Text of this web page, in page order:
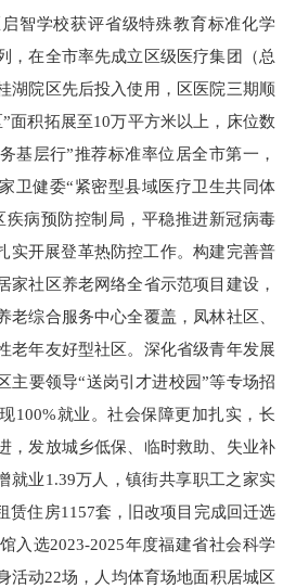
智学校获评省级特殊教育标准化学
，在全市率先成立区级医疗集团（总
湖院区先后投入使用，区医院三期顺
面积拓展至10万平方米以上，床位数
基层行”推荐标准率位居全市第一，
卫健委“紧密型县域医疗卫生共同体
疾病预防控制局，平稳推进新冠病毒
实开展登革热防控工作。构建完善普
家社区养老网络全省示范项目建设，
老综合服务中心全覆盖，凤林社区、
老年友好型社区。深化省级青年发展
主要领导“送岗引才进校园”等专场招
100%就业。社会保障更加扎实，长
，发放城乡低保、临时救助、失业补
就业1.39万人，镇街共享职工之家实
赁住房1157套，旧改项目完成回迁选
入选2023-2025年度福建省社会科学
活动22场，人均体育场地面积居城区